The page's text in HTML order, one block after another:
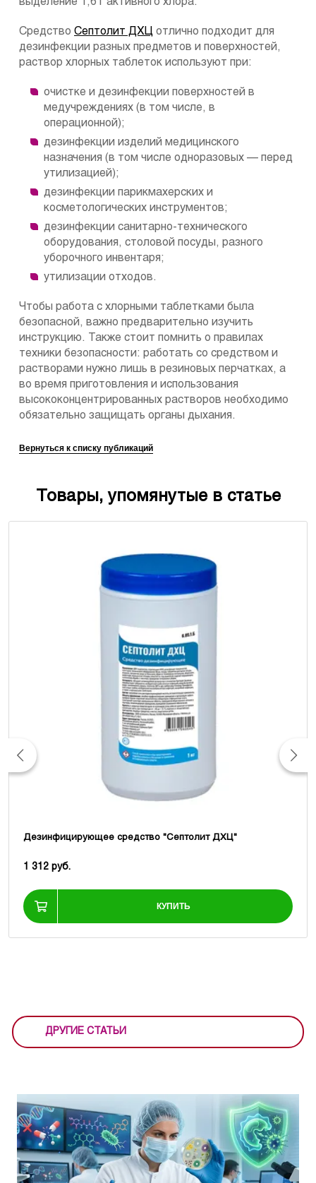
Средство Септолит ДХЦ отлично подходит для
дезинфекции разных предметов и поверхностей,
раствор хлорных таблеток используют при:
очистке и дезинфекции поверхностей в
медучреждениях (в том числе, в
операционной);
дезинфекции изделий медицинского
назначения (в том числе одноразовых — перед
утилизацией);
дезинфекции парикмахерских и
косметологических инструментов;
дезинфекции санитарно-технического
оборудования, столовой посуды, разного
уборочного инвентаря;
утилизации отходов.
Чтобы работа с хлорными таблетками была
безопасной, важно предварительно изучить
инструкцию. Также стоит помнить о правилах
техники безопасности: работать со средством и
растворами нужно лишь в резиновых перчатках, а
во время приготовления и использования
высококонцентрированных растворов необходимо
обязательно защищать органы дыхания.
Вернуться к списку публикаций
Товары, упомянутые в статье
Дезинфицирующее средство "Септолит ДХЦ"
1 312 руб.
КУПИТЬ
ДРУГИЕ СТАТЬИ